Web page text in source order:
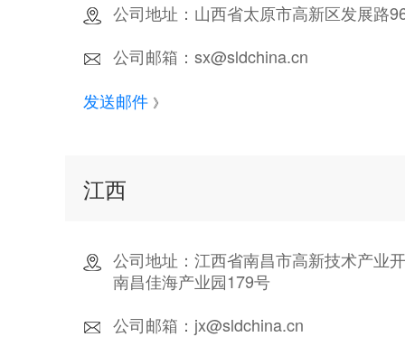
公司地址：山西省太原市高新区发展路
公司邮箱：sx@sldchina.cn
发送邮件 》
江西
公司地址：江西省南昌市高新技术产业
南昌佳海产业园179号
公司邮箱：jx@sldchina.cn